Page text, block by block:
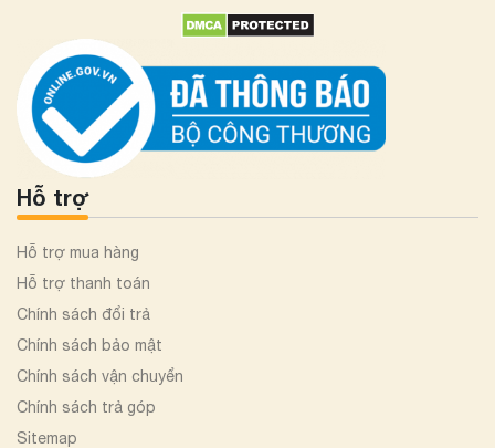
Hỗ trợ
Hỗ trợ mua hàng
Hỗ trợ thanh toán
Chính sách đổi trả
Chính sách bảo mật
Chính sách vận chuyển
Chính sách trả góp
Sitemap